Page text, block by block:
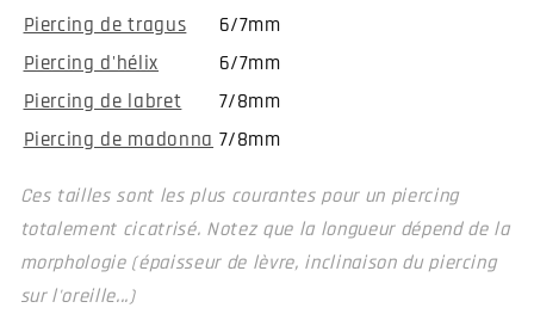
Piercing de tragus
6/7mm
Piercing d'hélix
6/7mm
Piercing de labret
7/8mm
Piercing de madonna 7/8mm
Ces tailles sont les plus courantes pour un piercing
totalement cicatrisé. Notez que la longueur dépend de la
morphologie (épaisseur de lèvre, inclinaison du piercing
sur l'oreille...)